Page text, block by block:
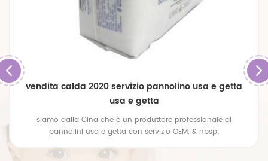
usa e getta
di
pannolini usa e getta oem e
pannolini di cotone molto morbidi